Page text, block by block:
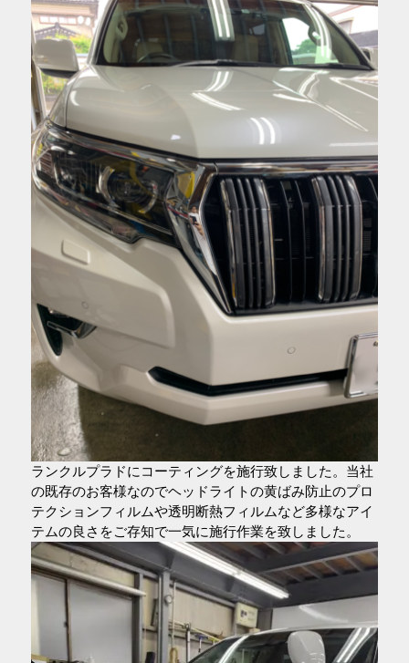
ランクルプラドにコーティングを施行致しました。当社
の既存のお客様なのでヘッドライトの黄ばみ防止のプロ
テクションフィルムや透明断熱フィルムなど多様なアイ
テムの良さをご存知で一気に施行作業を致しました。